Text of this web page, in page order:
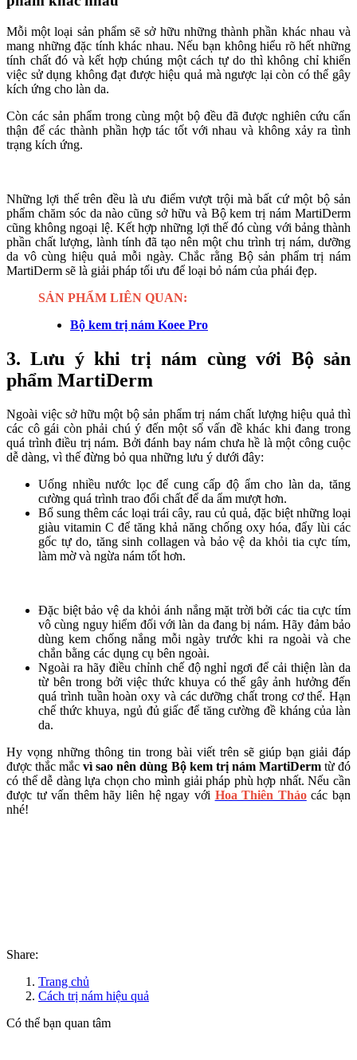
Mỗi một loại sản phẩm sẽ sở hữu những thành phần khác nhau và
mang những đặc tính khác nhau. Nếu bạn không hiểu rõ hết những
tính chất đó và kết hợp chúng một cách tự do thì không chỉ khiến
việc sử dụng không đạt được hiệu quả mà ngược lại còn có thể gây
kích ứng cho làn da.
Còn các sản phẩm trong cùng một bộ đều đã được nghiên cứu cẩn
thận để các thành phần hợp tác tốt với nhau và không xảy ra tình
trạng kích ứng.
Những lợi thế trên đều là ưu điểm vượt trội mà bất cứ một bộ sản
phẩm chăm sóc da nào cũng sở hữu và Bộ kem trị nám MartiDerm
cũng không ngoại lệ. Kết hợp những lợi thế đó cùng với bảng thành
phần chất lượng, lành tính đã tạo nên một chu trình trị nám, dưỡng
da vô cùng hiệu quả mỗi ngày. Chắc rằng Bộ sản phẩm trị nám
MartiDerm sẽ là giải pháp tối ưu để loại bỏ nám của phái đẹp.
SẢN PHẨM LIÊN QUAN:
Bộ kem trị nám Koee Pro
3. Lưu ý khi trị nám cùng với Bộ sản
phẩm MartiDerm
Ngoài việc sở hữu một bộ sản phẩm trị nám chất lượng hiệu quả thì
các cô gái còn phải chú ý đến một số vấn đề khác khi đang trong
quá trình điều trị nám. Bởi đánh bay nám chưa hề là một công cuộc
dễ dàng, vì thế đừng bỏ qua những lưu ý dưới đây:
Uống nhiều nước lọc để cung cấp độ ẩm cho làn da, tăng
cường quá trình trao đổi chất để da ẩm mượt hơn.
Bổ sung thêm các loại trái cây, rau củ quả, đặc biệt những loại
giàu vitamin C để tăng khả năng chống oxy hóa, đẩy lùi các
gốc tự do, tăng sinh collagen và bảo vệ da khỏi tia cực tím,
làm mờ và ngừa nám tốt hơn.
Đặc biệt bảo vệ da khỏi ánh nắng mặt trời bởi các tia cực tím
vô cùng nguy hiểm đối với làn da đang bị nám. Hãy đảm bảo
dùng kem chống nắng mỗi ngày trước khi ra ngoài và che
chắn bằng các dụng cụ bên ngoài.
Ngoài ra hãy điều chỉnh chế độ nghỉ ngơi để cải thiện làn da
từ bên trong bởi việc thức khuya có thể gây ảnh hưởng đến
quá trình tuần hoàn oxy và các dưỡng chất trong cơ thể. Hạn
chế thức khuya, ngủ đủ giấc để tăng cường đề kháng của làn
da.
Hy vọng những thông tin trong bài viết trên sẽ giúp bạn giải đáp
được thắc mắcvì sao nên dùng Bộ kem trị nám MartiDermtừ đó
có thể dễ dàng lựa chọn cho mình giải pháp phù hợp nhất. Nếu cần
được tư vấn thêm hãy liên hệ ngay với Hoa Thiên Thảocác bạn
nhé!
Share:
Trang chủ
Cách trị nám hiệu quả
Có thể bạn quan tâm